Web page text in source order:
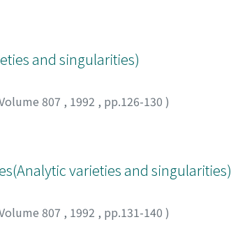
and singularities)
807 , 1992 , pp.126-130 )
varieties and singularities)
807 , 1992 , pp.131-140 )